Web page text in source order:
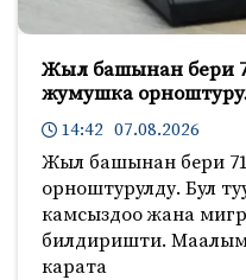
Жыл башынан бери
жумушка
14:42 07.08.2026
Жыл башынан бери
орноштурулду. Бул
камсыздоо жана
билдиришти.
карата